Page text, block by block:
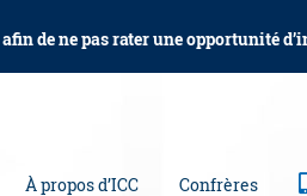
afin de ne pas rater une opportunité
À propos d’ICC Confrères